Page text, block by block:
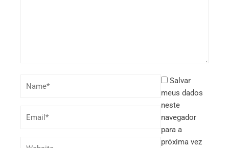
Salvar
meus dados
neste
navegador
para a
próxima vez